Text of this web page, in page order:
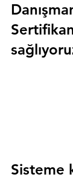
Sertifika
Sisteme